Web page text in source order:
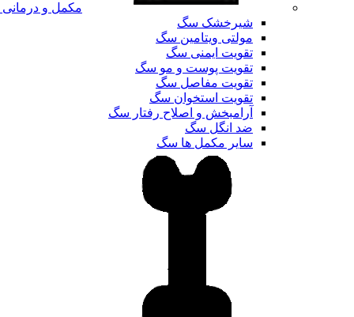
مکمل و
شیرخشک سگ
مولتی ویتامین سگ
تقویت ایمنی سگ
تقویت پوست و مو سگ
تقویت مفاصل سگ
تقویت استخوان سگ
آرامبخش و اصلاح رفتار سگ
ضد انگل سگ
سایر مکمل ها سگ